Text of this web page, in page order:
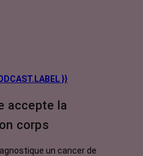
}}
accepte la
corps
un cancer de